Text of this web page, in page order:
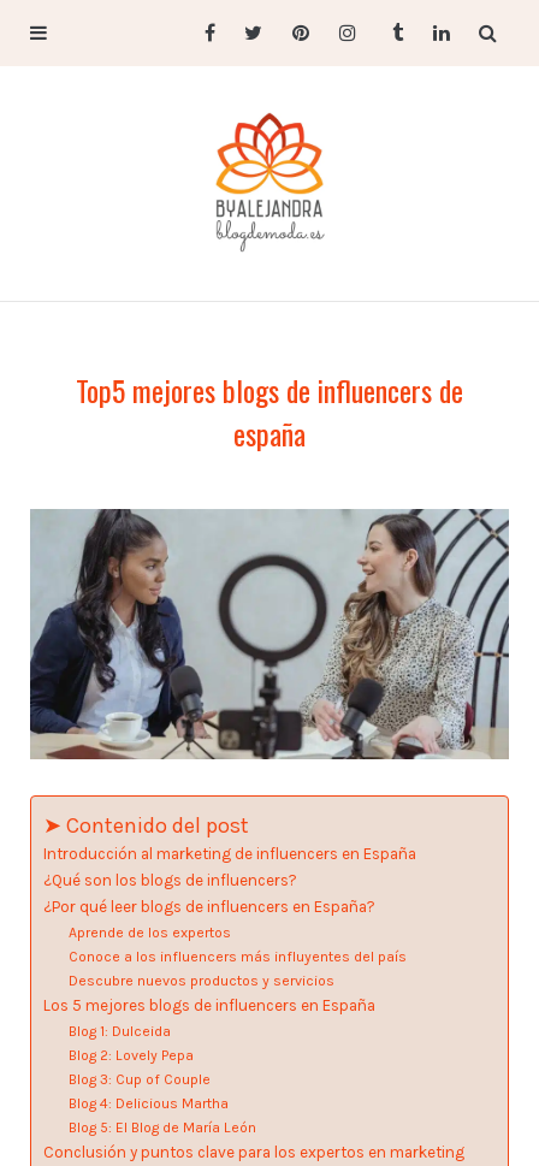
Top5 mejores blogs de influencers de
españa
➤ Contenido del post
Introducción al marketing de influencers en España
¿Qué son los blogs de influencers?
¿Por qué leer blogs de influencers en España?
Aprende de los expertos
Conoce a los influencers más influyentes del país
Descubre nuevos productos y servicios
Los 5 mejores blogs de influencers en España
Blog 1: Dulceida
Blog 2: Lovely Pepa
Blog 3: Cup of Couple
Blog 4: Delicious Martha
Blog 5: El Blog de María León
Conclusión y puntos clave para los expertos en marketing